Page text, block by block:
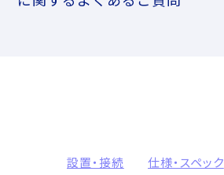
設置・接続 仕様・スペック